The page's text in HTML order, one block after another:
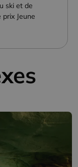
ski et de
Jeune